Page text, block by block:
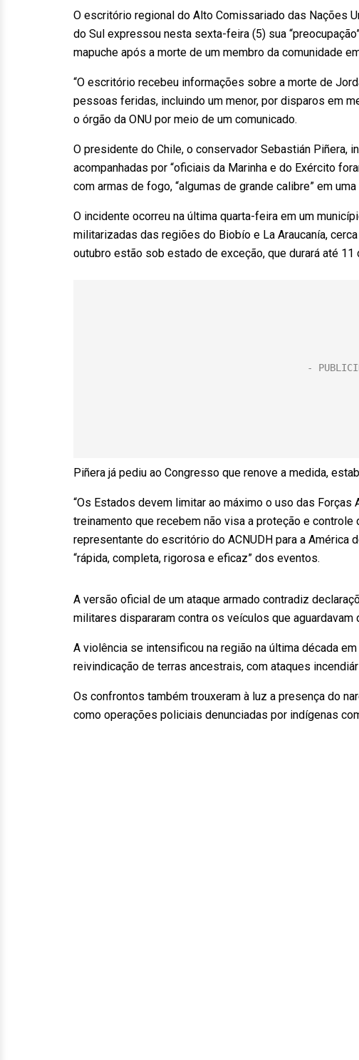
O escritório regional do Alto Comissariado das Nações
do Sul expressou nesta sexta-feira (5) sua
mapuche após a morte de um membro da comunidade
“O escritório recebeu informações sobre a morte de
pessoas feridas, incluindo um menor, por disparos em
o órgão da ONU por meio de um comunicado.
O presidente do Chile, o conservador Sebastián Piñera,
acompanhadas por “oficiais da Marinha e do Exército
com armas de fogo, “algumas de grande calibre” em
O incidente ocorreu na última quarta-feira em um
militarizadas das regiões do Biobío e La Araucanía,
outubro estão sob estado de exceção, que durará até 11
Piñera já pediu ao Congresso que renove a medida,
“Os Estados devem limitar ao máximo o uso das
treinamento que recebem não visa a proteção e
representante do escritório do ACNUDH para a América
“rápida, completa, rigorosa e eficaz” dos eventos.
A versão oficial de um ataque armado contradiz
militares dispararam contra os veículos que aguardavam
A violência se intensificou na região na última década
reivindicação de terras ancestrais, com ataques
Os confrontos também trouxeram à luz a presença do
como operações policiais denunciadas por indígenas